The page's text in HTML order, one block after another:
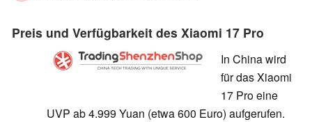
Preis und Verfügbarkeit des Xiaomi 17 Pro
In China wird
für das Xiaomi
17 Pro eine
UVP ab 4.999 Yuan (etwa 600 Euro) aufgerufen.